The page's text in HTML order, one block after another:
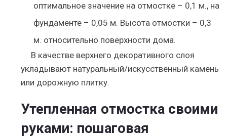
оптимальное значение на отмостке – 0,1 м., на
фундаменте – 0,05 м. Высота отмостки – 0,3
м. относительно поверхности дома.
В качестве верхнего декоративного слоя
укладывают натуральный/искусственный камень
или дорожную плитку.
Утепленная отмостка своими
руками: пошаговая